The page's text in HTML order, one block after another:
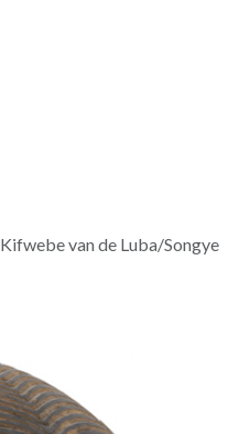
Kifwebe van de Luba/Songye